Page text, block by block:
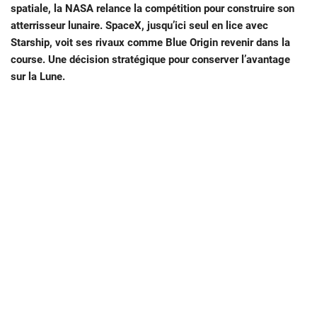
spatiale, la NASA relance la compétition pour construire son
atterrisseur lunaire. SpaceX, jusqu’ici seul en lice avec
Starship, voit ses rivaux comme Blue Origin revenir dans la
course. Une décision stratégique pour conserver l’avantage
sur la Lune.